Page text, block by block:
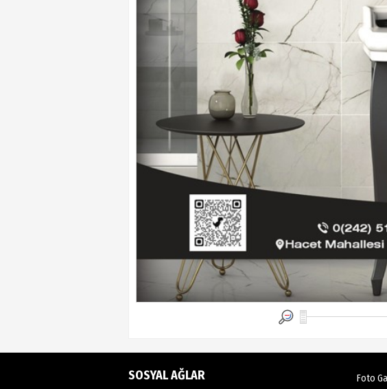
SOSYAL AĞLAR Foto